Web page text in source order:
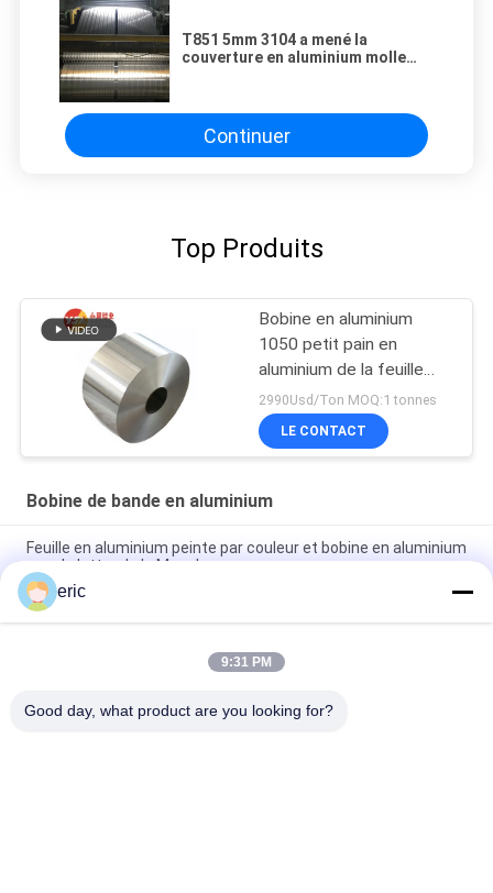
T851 5mm 3104 a mené la
couverture en aluminium molle
Continuer
Top Produits
Bobine en aluminium
1050 petit pain en
aluminium de la feuille
1060 1100 3003 3105
5052 6061
2990Usd/Ton MOQ:1 tonnes
LE CONTACT
Bobine de bande en aluminium
Feuille en aluminium peinte par couleur et bobine en aluminium
pour la lettre de la Manche
Bobine en aluminium de lettre de la Manche de miroir en
aluminium de bande de Channelume de couleur
Bande en aluminium de bobine de bande de Channelume de
eric
9:31 PM
Good day, what product are you looking for?